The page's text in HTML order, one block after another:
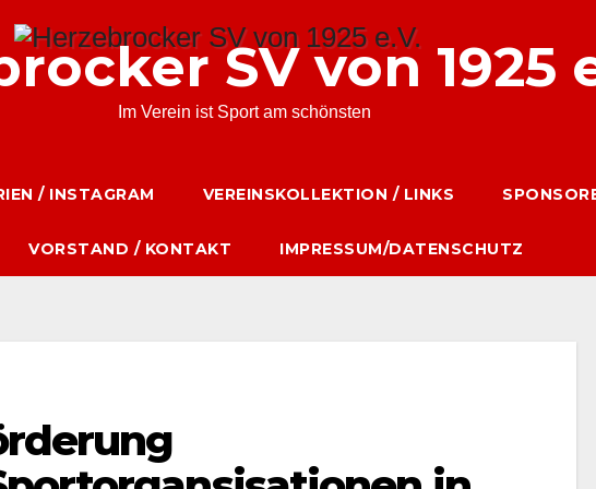
SV von 1925
Im Verein ist Sport am schönsten
/ INSTAGRAM VEREINSKOLLEKTION / LINKS
VORSTAND / KONTAKT IMPRESSUM/DATENSCHUTZ